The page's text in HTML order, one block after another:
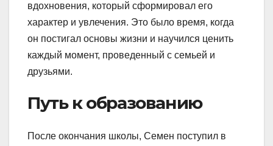
вдохновения, который сформировал его
характер и увлечения. Это было время, когда
он постигал основы жизни и научился ценить
каждый момент, проведенный с семьей и
друзьями.
Путь к образованию
После окончания школы, Семен поступил в